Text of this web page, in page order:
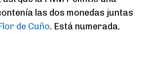
las dos monedas juntas
de Cuño. Está numerada.